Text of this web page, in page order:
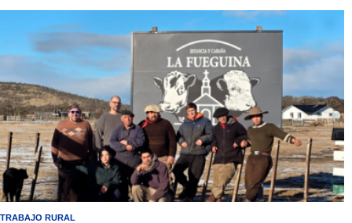
TRABAJO RURAL